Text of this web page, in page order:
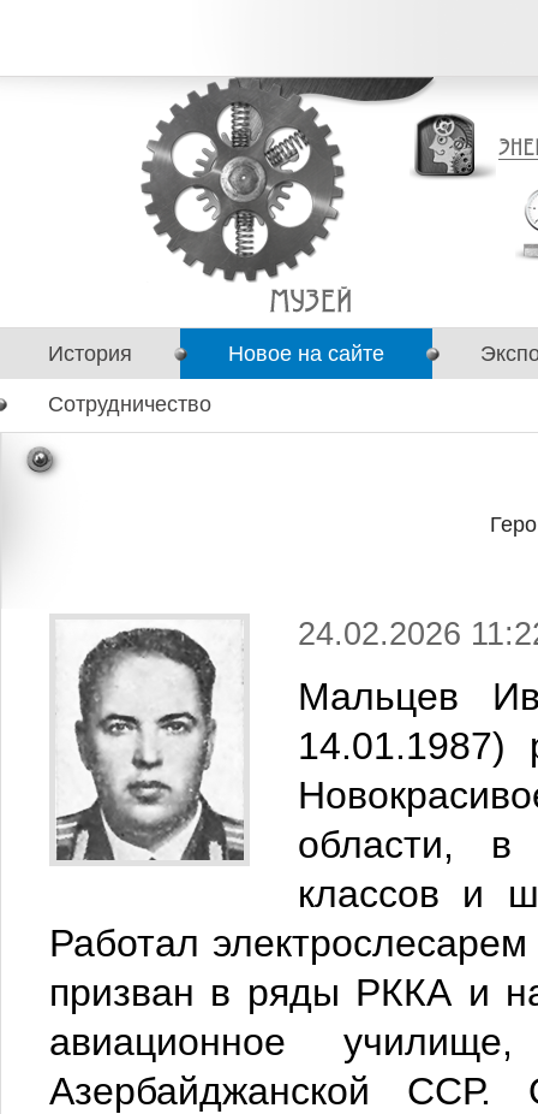
История Новое на сайте
Сотрудничество
24.02.2026
Мальцев
14.01.1987)
области, в
классов и
Работал
призван в ряды РККА и
авиационное
Азербайджанской